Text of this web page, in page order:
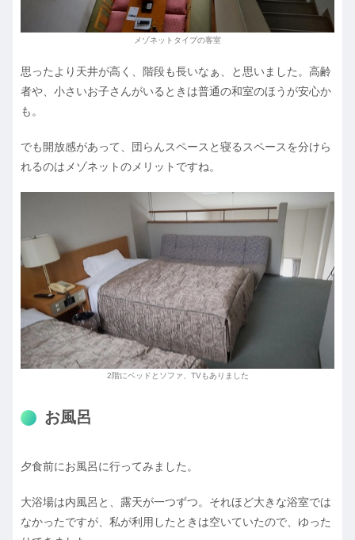
メゾネットタイプの客室
思ったより天井が高く、階段も長いなぁ、と思いました。高齢
者や、小さいお子さんがいるときは普通の和室のほうが安心か
も。
でも開放感があって、団らんスペースと寝るスペースを分けら
れるのはメゾネットのメリットですね。
2階にベッドとソファ、TVもありました
お風呂
夕食前にお風呂に行ってみました。
大浴場は内風呂と、露天が一つずつ。それほど大きな浴室では
なかったですが、私が利用したときは空いていたので、ゆった